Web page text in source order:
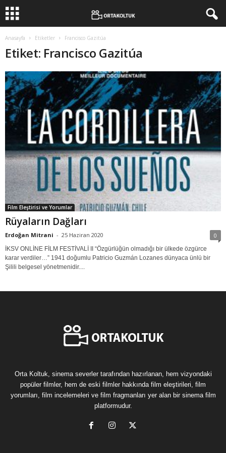
Anasayfa Etiketler Francisco Gazitúa
Etiket: Francisco Gazitúa
Film Eleştirisi ve Yorumlar
Rüyaların Dağları
Erdoğan Mitrani - 25 Haziran 2020 0
İKSV ONLİNE FİLM FESTİVALİ II “Özgürlüğün olmadığı bir ülkede özgürce
karar verdiler…” 1941 doğumlu Patricio Guzmán Lozanes dünyaca ünlü bir
Şilili belgesel yönetmenidir....
Orta Koltuk, sinema severler tarafından hazırlanan, hem vizyondaki
popüler filmler, hem de eski filmler hakkında film eleştirileri, film
yorumları, film incelemeleri ve film fragmanları yer alan bir sinema film
platformudur.